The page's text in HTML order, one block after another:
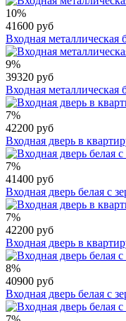
10%
41600 руб
Входная
9%
39320 руб
Входная
7%
42200 руб
Входная дверь в
7%
41400 руб
Входная дверь белая с
7%
42200 руб
Входная дверь в
8%
40900 руб
Входная дверь белая с